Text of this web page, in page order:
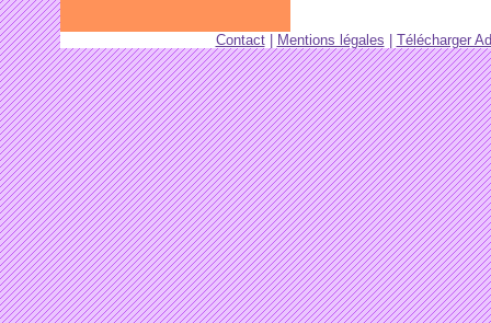
Contact| Mentions légales Télécharger